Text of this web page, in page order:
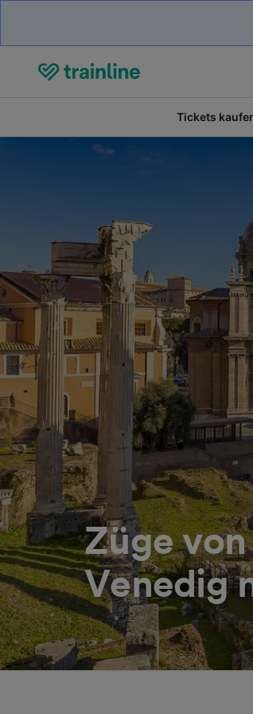
Tickets
Züge von
Venedig